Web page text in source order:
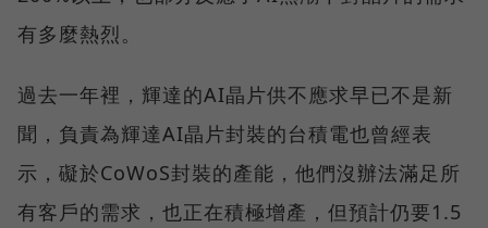
有多麼熱烈。
過去一年裡，輝達的AI晶片供不應求早已不是新
聞，負責為輝達AI晶片封裝的台積電也曾經表
示，礙於CoWoS封裝的產能，他們沒辦法滿足所
有客戶的需求，也正在積極增產，但預計仍要1.5